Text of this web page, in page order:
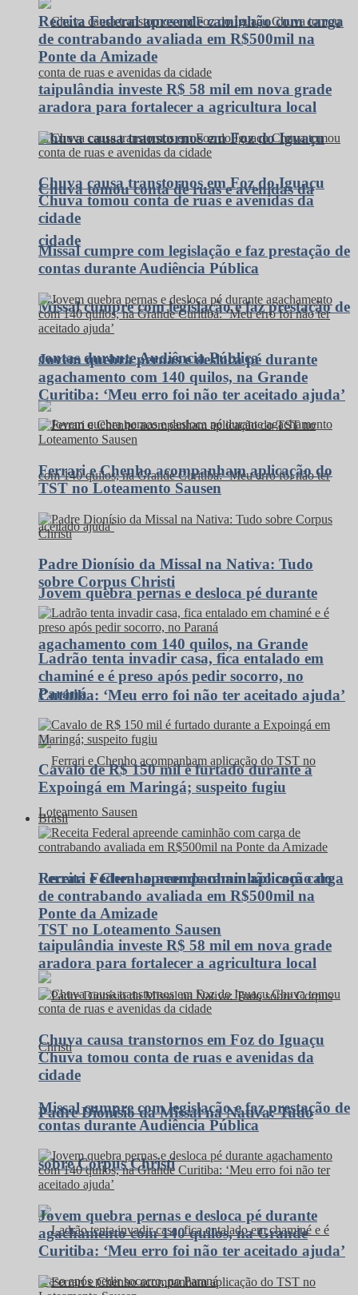
Chuva causa transtornos em Foz do Iguaçu
Chuva tomou conta de ruas e avenidas da
cidade
Missal cumpre com legislação e faz prestação de
contas durante Audiência Pública
Jovem quebra pernas e desloca pé durante
agachamento com 140 quilos, na Grande
Curitiba: ‘Meu erro foi não ter aceitado ajuda’
Ferrari e Chenho acompanham aplicação do
TST no Loteamento Sausen
Padre Dionísio da Missal na Nativa: Tudo
sobre Corpus Christi
Receita Federal apreende caminhão com carga
de contrabando avaliada em R$500mil na
Ponte da Amizade
taipulândia investe R$ 58 mil em nova grade
aradora para fortalecer a agricultura local
Chuva causa transtornos em Foz do Iguaçu
Chuva tomou conta de ruas e avenidas da
cidade
Missal cumpre com legislação e faz prestação de
contas durante Audiência Pública
Jovem quebra pernas e desloca pé durante
agachamento com 140 quilos, na Grande
Curitiba: ‘Meu erro foi não ter aceitado ajuda’
Ferrari e Chenho acompanham aplicação do
TST no Loteamento Sausen
Padre Dionísio da Missal na Nativa: Tudo
sobre Corpus Christi
Ladrão tenta invadir casa, fica entalado em
chaminé e é preso após pedir socorro, no
Paraná
Cavalo de R$ 150 mil é furtado durante a
Expoingá em Maringá; suspeito fugiu
Brasil
Receita Federal apreende caminhão com carga
de contrabando avaliada em R$500mil na
Ponte da Amizade
taipulândia investe R$ 58 mil em nova grade
aradora para fortalecer a agricultura local
Chuva causa transtornos em Foz do Iguaçu
Chuva tomou conta de ruas e avenidas da
cidade
Missal cumpre com legislação e faz prestação de
contas durante Audiência Pública
Jovem quebra pernas e desloca pé durante
agachamento com 140 quilos, na Grande
Curitiba: ‘Meu erro foi não ter aceitado ajuda’